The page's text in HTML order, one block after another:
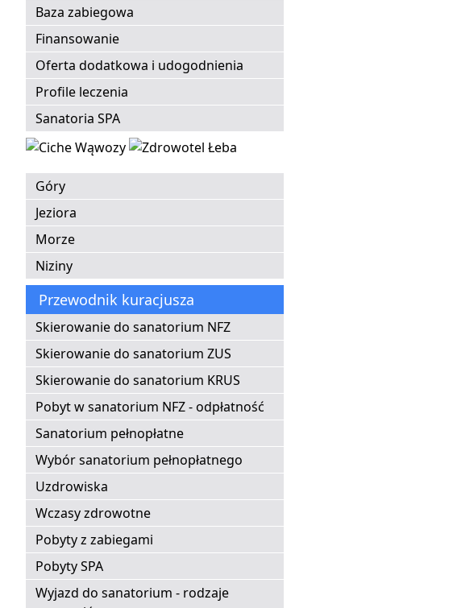
Baza zabiegowa
Finansowanie
Oferta dodatkowa i udogodnienia
Profile leczenia
Sanatoria SPA
Góry
Jeziora
Morze
Niziny
Przewodnik kuracjusza
Skierowanie do sanatorium NFZ
Skierowanie do sanatorium ZUS
Skierowanie do sanatorium KRUS
Pobyt w sanatorium NFZ - odpłatność
Sanatorium pełnopłatne
Wybór sanatorium pełnopłatnego
Uzdrowiska
Wczasy zdrowotne
Pobyty z zabiegami
Pobyty SPA
Wyjazd do sanatorium - rodzaje